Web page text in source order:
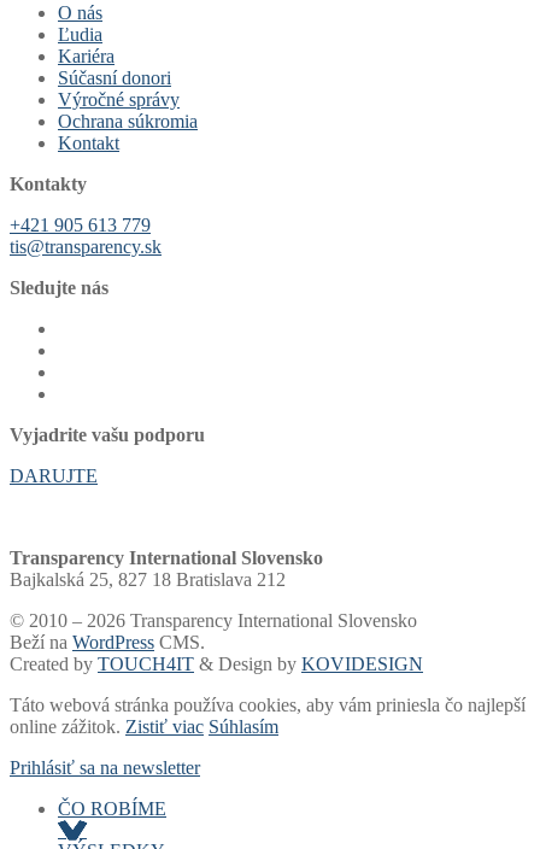
O nás
Ľudia
Kariéra
Súčasní donori
Výročné správy
Ochrana súkromia
Kontakt
Kontakty
+421 905 613 779
tis@transparency.sk
Sledujte nás
Vyjadrite vašu podporu
DARUJTE
Transparency International Slovensko
Bajkalská 25, 827 18 Bratislava 212
© 2010 – 2026 Transparency International Slovensko
Beží na WordPress CMS.
Created by TOUCH4IT & Design by KOVIDESIGN
Táto webová stránka používa cookies, aby vám priniesla čo najlepší
online zážitok. Zistiť viac Súhlasím
Prihlásiť sa na newsletter
ČO ROBÍME